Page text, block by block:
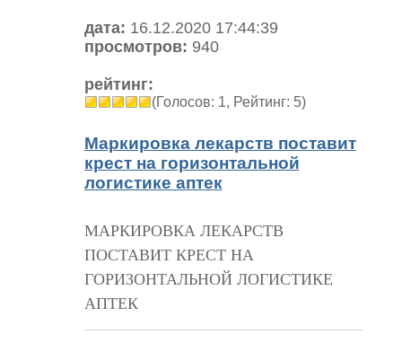
дата: 16.12.2020 17:44:39
просмотров: 940
рейтинг:
(Голосов: 1, Рейтинг: 5)
Маркировка лекарств поставит
крест на горизонтальной
логистике аптек
МАРКИРОВКА ЛЕКАРСТВ
ПОСТАВИТ КРЕСТ НА
ГОРИЗОНТАЛЬНОЙ ЛОГИСТИКЕ
АПТЕК